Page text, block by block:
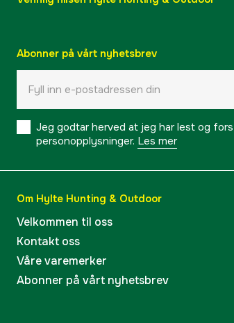
Abonner på vårt nyhetsbrev
Jeg godtar herved at jeg har lest og
personopplysninger. Les mer
Om Hylte Hunting & Outdoor
Velkommen til oss
Kontakt oss
Våre varemerker
Abonner på vårt nyhetsbrev